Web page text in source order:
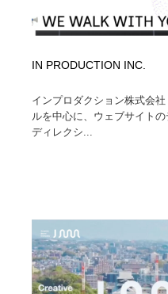
IN PRODUCTION INC.
インプロダクション株式会
ルを中心に、ウェブサイト
ディレクシ...